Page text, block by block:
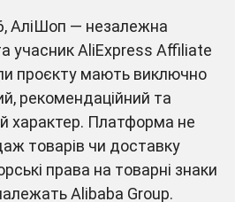
експертний
AliExpress
шопінг
АліШоп — незалежна
учасник AliExpress Affiliate
проєкту мають виключно
рекомендаційний та
характер. Платформа не
товарів чи доставку
права на товарні знаки
Alibaba Group.